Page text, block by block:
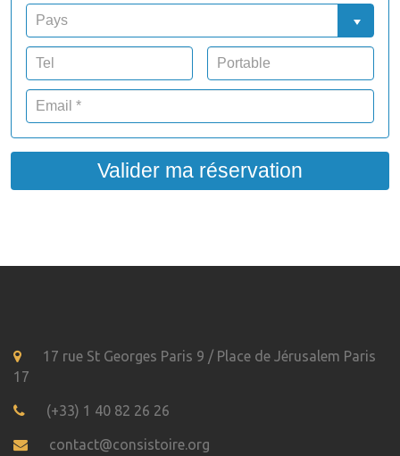
Valider ma réservation
17 rue St Georges Paris 9 / Place de Jérusalem Paris
17
(+33) 1 40 82 26 26
contact@consistoire.org